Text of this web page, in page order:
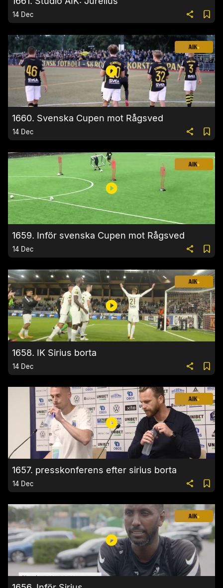
14 Dec
1660. Svenska Cupen mot Rågsved
14 Dec
1659. Inför svenska Cupen mot Rågsved
14 Dec
1658. IK Sirius borta
14 Dec
1657. presskonferens efter sirius borta
14 Dec